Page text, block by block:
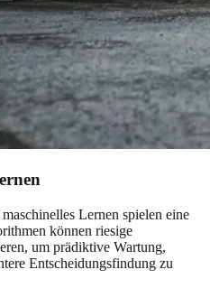
Lernen spielen eine
können riesige
um prädiktive Wartung,
Entscheidungsfindung zu